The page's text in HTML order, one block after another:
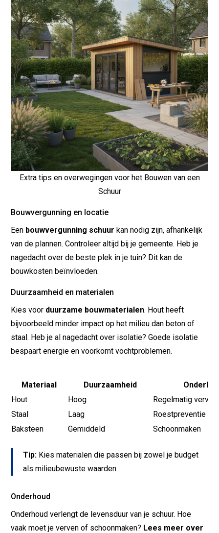
Extra tips en overwegingen voor het Bouwen van een
Schuur
Bouwvergunning en locatie
Een bouwvergunning schuur kan nodig zijn, afhankelijk
van de plannen. Controleer altijd bij je gemeente. Heb je
nagedacht over de beste plek in je tuin? Dit kan de
bouwkosten beïnvloeden.
Duurzaamheid en materialen
Kies voor duurzame bouwmaterialen. Hout heeft
bijvoorbeeld minder impact op het milieu dan beton of
staal. Heb je al nagedacht over isolatie? Goede isolatie
bespaart energie en voorkomt vochtproblemen.
Materiaal Duurzaamheid
Hout
Hoog
Regelmatig verven
Staal
Laag
Roestpreventie
Baksteen
Gemiddeld Schoonmaken
Tip: Kies materialen die passen bij zowel je budget
als milieubewuste waarden.
Onderhoud
Onderhoud verlengt de levensduur van je schuur. Hoe
vaak moet je verven of schoonmaken? Lees meer over